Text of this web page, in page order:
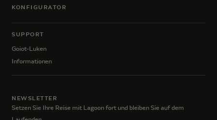
KONFIGURATOR
SUPPORT
Goiot-Luken
Informationen
NEWSLETTER
Setzen Sie Ihre Reise mit Lagoon fort und bleiben Sie auf dem